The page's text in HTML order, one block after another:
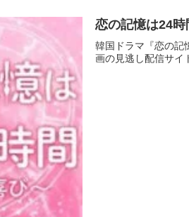
恋の記憶は24
韓国ドラマ『恋の記
画の見逃し配信サイ